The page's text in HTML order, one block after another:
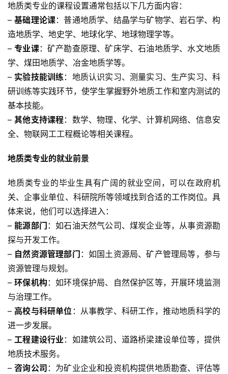
地质类专业的课程设置通常包括以下几方面内容：
– 基础理论课：普通地质学、结晶学与矿物学、岩石学、构
造地质学、地史学、地球化学、地球物理学等。
– 专业课：矿产勘查原理、矿床学、石油地质学、水文地质
学、煤田地质学、冶金地质学等。
– 实验技能训练：地质认识实习、测量实习、生产实习、科
研训练等实践环节，使学生掌握野外地质工作和室内测试的
基本技能。
– 其他支持课程：数学、物理、化学、计算机网络、信息安
全、物联网工工程概论等相关课程。
地质类专业的就业前景
地质类专业的毕业生具有广阔的就业空间，可以在政府机
关、企事业单位、科研院所等领域找到合适的工作岗位。具
体来说，他们可以选择进入：
– 能源部门 ：如石油天然气公司、煤炭企业等，从事资源勘
探与开发工作。
– 自然资源管理部门 ：如国土资源局、矿产管理局等，参与
资源管理与规划。
– 环保机构：如环境保护局、自然保护区等，开展环境监测
与治理工作。
– 高校与科研单位 ：从事教学、科研工作，推动地质科学的
进一步发展。
– 工程建设行业：如建筑公司、道路桥梁建设单位等，提供
地质技术服务。
– 咨询公司 ：为矿业企业和投资机构提供地质勘查、评估等